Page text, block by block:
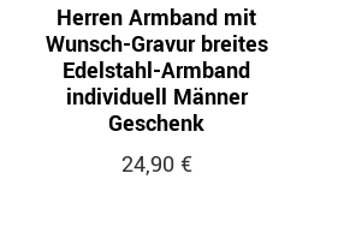
Herren Armband mit
Wunsch-Gravur breites
Edelstahl-Armband
individuell Männer
Geschenk
24,90 €